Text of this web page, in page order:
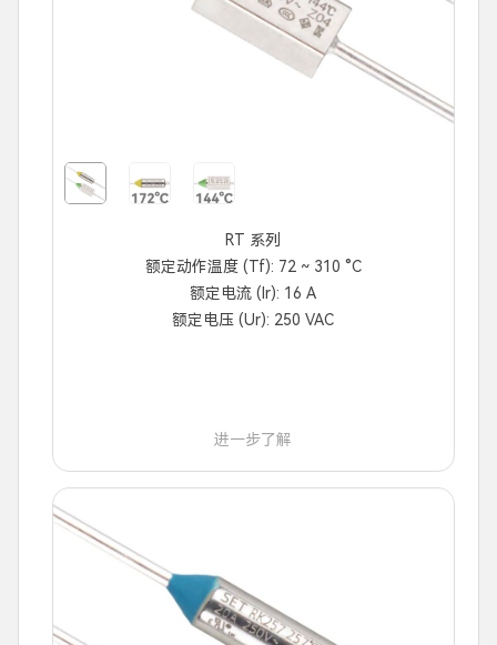
RT 系列
额定动作温度 (Tf): 72 ~ 310 °C
额定电流 (Ir): 16 A
额定电压 (Ur): 250 VAC
进一步了解